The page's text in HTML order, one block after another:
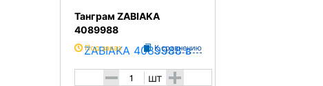
Танграм ZABIAKA
4089988
Под заказ К сравнению
- шт +